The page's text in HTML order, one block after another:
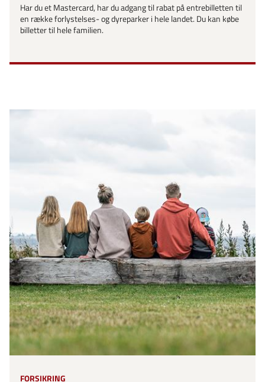
Har du et Mastercard, har du adgang til rabat på entrebilletten til
en række forlystelses- og dyreparker i hele landet. Du kan købe
billetter til hele familien.
FORSIKRING